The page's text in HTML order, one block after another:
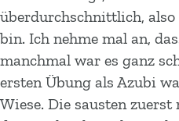
überdurchschnittlich,
bin. Ich nehme mal an,
manchmal war es ganz
ersten Übung als Azubi
Wiese. Die sausten